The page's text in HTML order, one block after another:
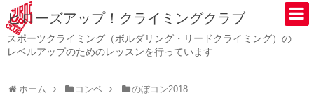
ヒローズアップ！クライミングクラブ
スポーツクライミング（ボルダリング・リードクライミング）の
レベルアップのためのレッスンを行っています
ホーム コンペ のぼコン2018